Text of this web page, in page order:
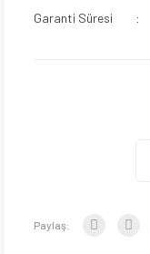
Garanti Süresi
Paylaş: